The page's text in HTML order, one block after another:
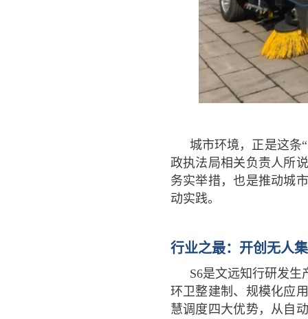
城市环境，正是这条
政执法局相关负责人所
务实举措，也是推动城
动实践。
行业之最：开创无人
S6是文远知行研发
环卫整建制、规模化应
慧调度四大优势，从自